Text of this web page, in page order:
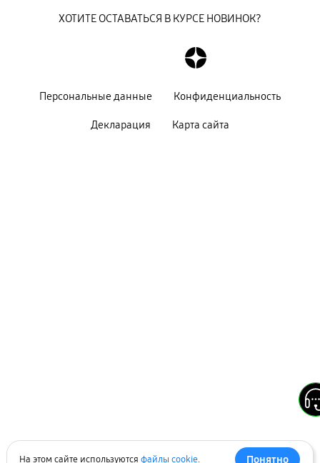
Персональные данные Конфиденциальность
Декларация Карта сайта
ХОТИТЕ ОСТАВАТЬСЯ В КУРСЕ НОВИНОК?
На этом сайте используются файлы cookie. Понятно